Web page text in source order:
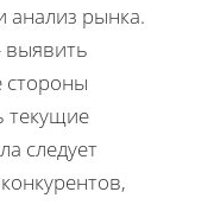
анализ рынка.
выявить
стороны
текущие
следует